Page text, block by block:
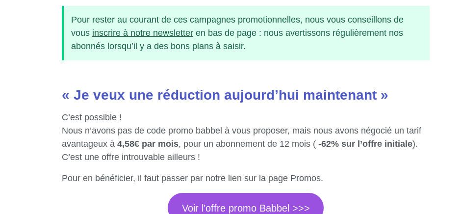
Pour rester au courant de ces campagnes promotionnelles, nous vous conseillons de
vous inscrire à notre newsletter en bas de page : nous avertissons régulièrement nos
abonnés lorsqu’il y a des bons plans à saisir.
« Je veux une réduction aujourd’hui maintenant »
C’est possible !
Nous n’avons pas de code promo babbel à vous proposer, mais nous avons négocié un tarif
avantageux à 4,58€ par mois, pour un abonnement de 12 mois ( -62% sur l’offre initiale).
C’est une offre introuvable ailleurs !
Pour en bénéficier, il faut passer par notre lien sur la page Promos.
Voir l’offre promo Babbel >>>